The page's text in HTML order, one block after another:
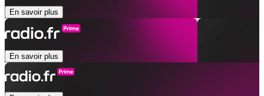
En savoir plus
En savoir plus